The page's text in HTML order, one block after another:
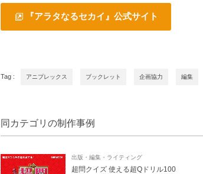
『アラタなるセカイ』公式サイト
Tag : アニプレックス ブックレット 企画協力 編集
同カテゴリの制作事例
出版・編集・ライティング
超問クイズ 使える超Qドリル100